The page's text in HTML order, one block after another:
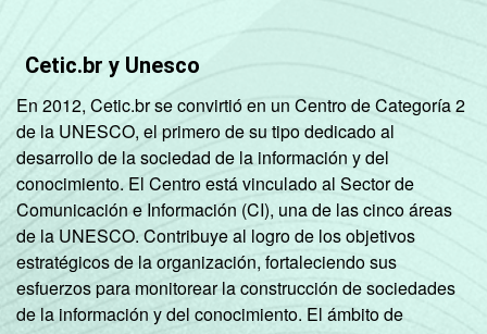
Cetic.br y Unesco
En 2012, Cetic.br se convirtió en un Centro de Categoría 2
de la UNESCO, el primero de su tipo dedicado al
desarrollo de la sociedad de la información y del
conocimiento. El Centro está vinculado al Sector de
Comunicación e Información (CI), una de las cinco áreas
de la UNESCO. Contribuye al logro de los objetivos
estratégicos de la organización, fortaleciendo sus
esfuerzos para monitorear la construcción de sociedades
de la información y del conocimiento. El ámbito de